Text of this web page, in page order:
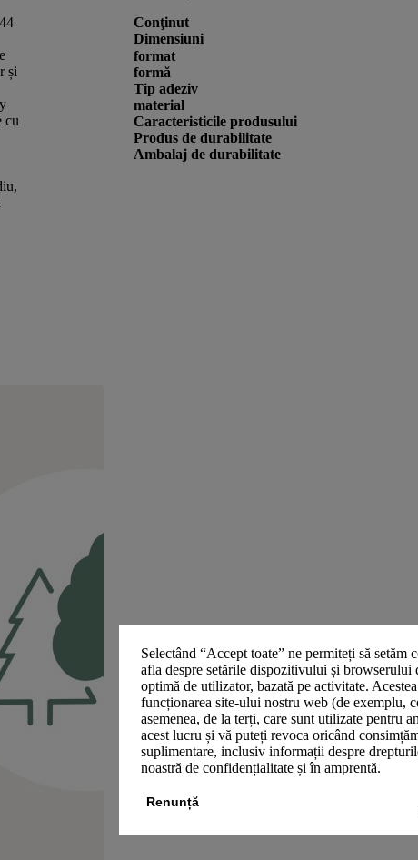
Selectând “Accept toate” ne permiteți să
afla despre setările dispozitivului și browserului
optimă de utilizator, bazată pe activitate.
funcționarea site-ului nostru web (de exemplu,
asemenea, de la terți, care sunt utilizate pentru
acest lucru și vă puteți revoca oricând
suplimentare, inclusiv informații despre
noastră de confidențialitate și în amprentă.
Renunță
și
cu
Conţinut
Dimensiuni
format
formă
Tip adeziv
material
Caracteristicile produsului
Produs de durabilitate
Ambalaj de durabilitate